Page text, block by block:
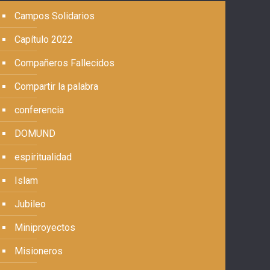
Campos Solidarios
Capítulo 2022
Compañeros Fallecidos
Compartir la palabra
conferencia
DOMUND
espiritualidad
Islam
Jubileo
Miniproyectos
Misioneros